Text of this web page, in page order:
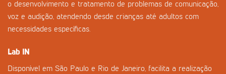
o desenvolvimento e tratamento de problemas de comunicação,
voz e audição, atendendo desde crianças até adultos com
necessidades específicas.
Lab IN
Disponível em São Paulo e Rio de Janeiro, facilita a realização